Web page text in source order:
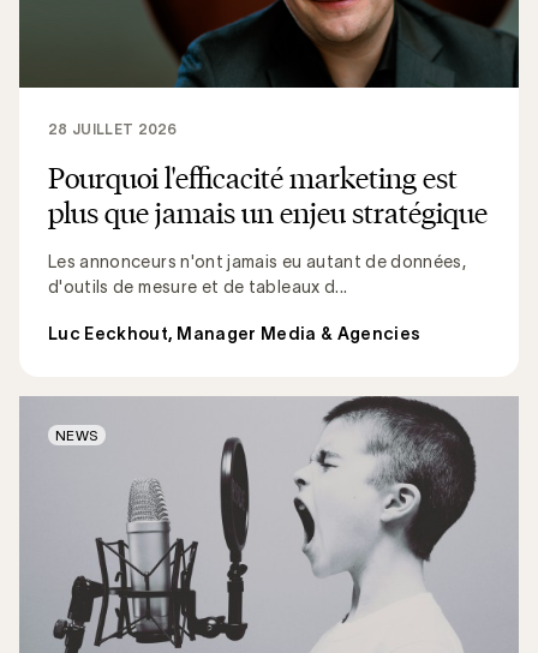
Pourquoi l'efficacité marketing est
plus que jamais un enjeu stratégique
Les annonceurs n'ont jamais eu autant de données,
d'outils de mesure et de tableaux d...
28 JUILLET 2026
Luc Eeckhout, Manager Media & Agencies
NEWS